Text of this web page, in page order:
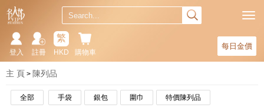
每日金價
購物車
繁
HKD
註冊
登入
主 頁 陳列品
全部 手袋 銀包 圍巾 特價陳列品